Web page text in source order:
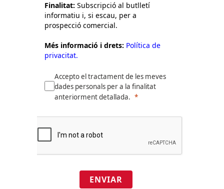
Finalitat: Subscripció al butlletí
informatiu i, si escau, per a
prospecció comercial.
Més informació i drets: Política de
privacitat.
Accepto el tractament de les meves
dades personals per a la finalitat
anteriorment detallada.
ENVIAR